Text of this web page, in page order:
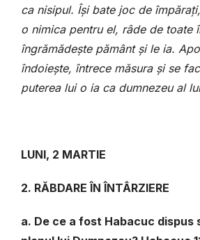
ca nisipul. Își bate joc de
o nimica pentru el, râde de toate
îngrămădește pământ și le ia.
îndoiește, întrece măsura și se
puterea lui o ia ca dumnezeu al
LUNI, 2 MARTIE
2. RĂBDARE ÎN ÎNTÂRZIERE
a. De ce a fost Habacuc dispus